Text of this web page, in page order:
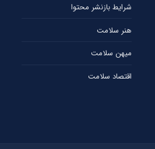
شرایط بازنشر محتوا
هنر سلامت
میهن سلامت
اقتصاد سلامت